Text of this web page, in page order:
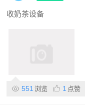
收奶茶设备
551 浏览 1 点赞